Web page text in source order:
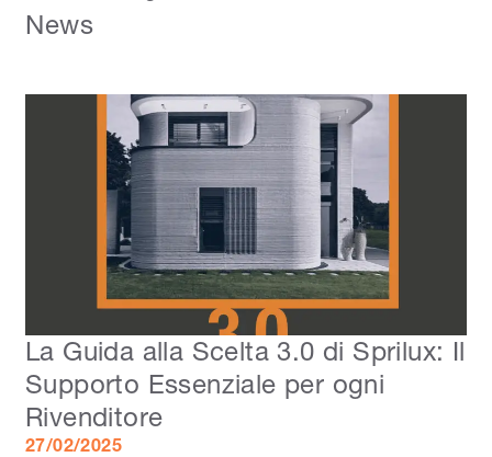
News
La Guida alla Scelta 3.0 di Sprilux: Il
Supporto Essenziale per ogni
Rivenditore
27/02/2025